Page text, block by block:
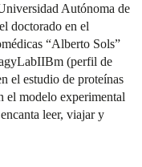
Autónoma de
doctorado en el
“Alberto Sols”
(perfil de
el estudio de proteínas
el modelo experimental
leer, viajar y